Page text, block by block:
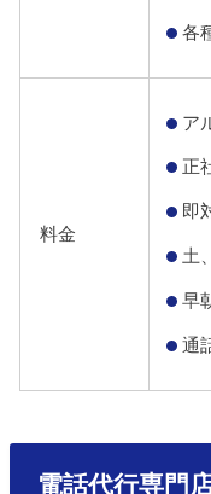
各
料金
ア
正
即
土
早
通
電話代行専門